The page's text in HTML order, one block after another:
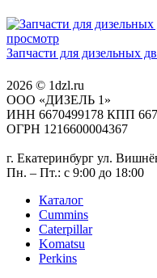
просмотр
Запчасти для дизельных
2026 © 1dzl.ru
ООО «ДИЗЕЛЬ 1»
ИНН 6670499178 КПП
ОГРН 1216600004367
г. Екатеринбург ул.
Пн. – Пт.: с 9:00 до 18:00
Каталог
Cummins
Caterpillar
Komatsu
Perkins